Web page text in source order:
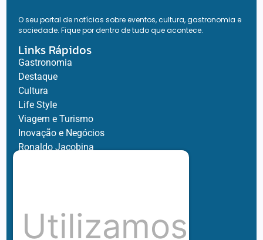
O seu portal de notícias sobre eventos, cultura, gastronomia e
sociedade. Fique por dentro de tudo que acontece.
Links Rápidos
Gastronomia
Destaque
Cultura
Life Style
Viagem e Turismo
Inovação e Negócios
Ronaldo Jacobina
Hubnexxo
Tidelli
Utilizamos